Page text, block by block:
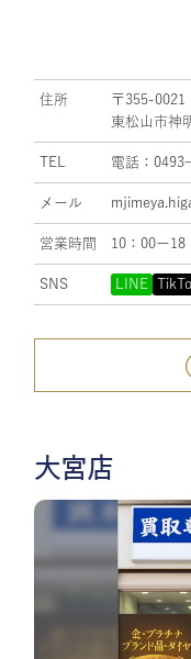
住所
〒355-0021
東松山市神
TEL 電話：0493
メール
営業時間 10：00ー18
SNS LINE
大宮店